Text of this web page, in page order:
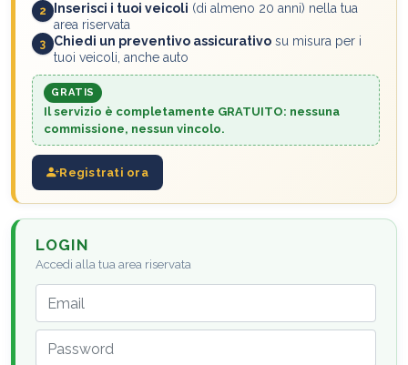
2 Inserisci i tuoi veicoli (di almeno 20 anni) nella tua
area riservata
3 Chiedi un preventivo assicurativo su misura per i
tuoi veicoli, anche auto
GRATIS
Il servizio è completamente GRATUITO: nessuna
commissione, nessun vincolo.
Registrati ora
LOGIN
Accedi alla tua area riservata